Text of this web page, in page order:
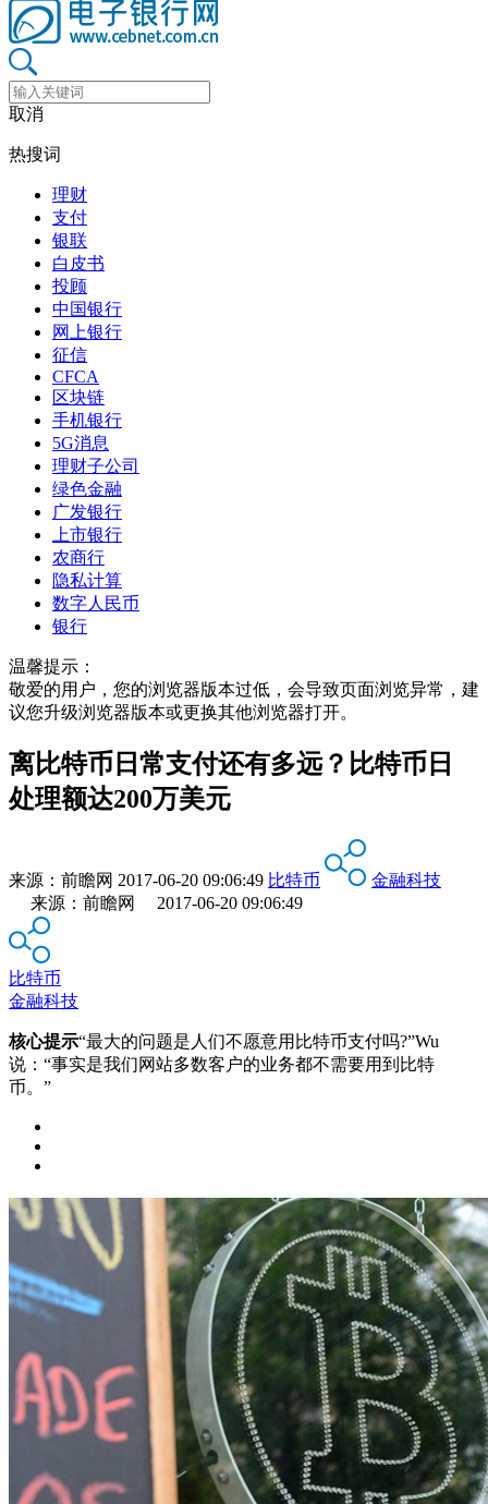
取消
热搜词
理财
支付
银联
白皮书
投顾
中国银行
网上银行
征信
CFCA
区块链
手机银行
5G消息
理财子公司
绿色金融
广发银行
上市银行
农商行
隐私计算
数字人民币
银行
温馨提示：
敬爱的用户，您的浏览器版本过低，会导致页面浏览异常，建
议您升级浏览器版本或更换其他浏览器打开。
离比特币日常支付还有多远？比特币日
处理额达200万美元
来源： 前瞻网 2017-06-20 09:06:49 比特币
金融科技
来源：前瞻网 2017-06-20 09:06:49
比特币
金融科技
核心提示“最大的问题是人们不愿意用比特币支付吗?”Wu
说：“事实是我们网站多数客户的业务都不需要用到比特
币。”